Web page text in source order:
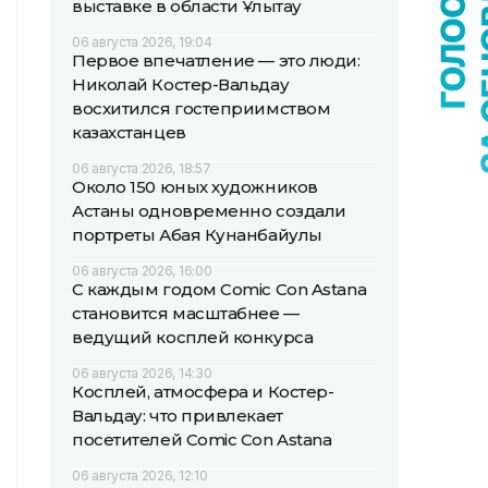
выставке в области Ұлытау
06 августа 2026, 19:04
Первое впечатление — это люди:
Николай Костер-Вальдау
восхитился гостеприимством
казахстанцев
06 августа 2026, 18:57
Около 150 юных художников
Астаны одновременно создали
портреты Абая Кунанбайулы
06 августа 2026, 16:00
С каждым годом Comic Con Astana
становится масштабнее —
ведущий косплей конкурса
06 августа 2026, 14:30
Косплей, атмосфера и Костер-
Вальдау: что привлекает
посетителей Comic Con Astana
06 августа 2026, 12:10